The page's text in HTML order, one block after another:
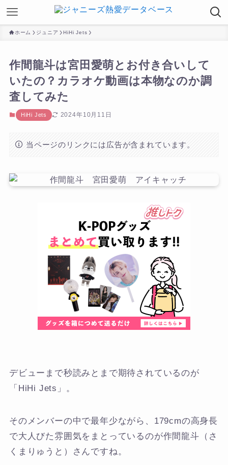
ホーム ジュニア HiHi Jets
作間龍斗は宮田愛萌とお付き合いして
いたの？カラオケ動画は本物なのか調
査してみた
HiHi Jets 2024年10月11日
当ページのリンクには広告が含まれています。
デビューまで秒読みとまで期待されているのが
「HiHi Jets」。
そのメンバーの中で最年少ながら、179cmの高身長
で大人びた雰囲気をまとっているのが作間龍斗（さ
くまりゅうと）さんですね。